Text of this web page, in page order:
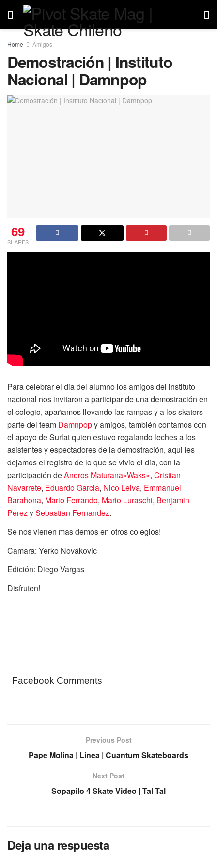
Home Amigos
Demostración | Instituto
Nacional | Damnpop
69
SHARES
Para celebrar el dia del alumno los amigos del instituto
nacional nos invitaron a participar de una demostración en
el colegio, apañamos llevando las rampas y a los skaters
parte del team Damnpopy amigos, también contamos con
el apoyo de Surlat quien estuvo regalando leches a los
asistentes y espectadores de la demostración, aqui les
dejamos el registro de lo que se vivio el dia, con la
participación deAndros Maturana»Waks», Cristian
Navarrete, Eduardo Garcia, Nico Leiva, Emmanuel
Barahona, Mario Ferrando, Mario Luraschi, Benjamin
PerezySebastian Fernandez.
Se nos vienen mas demos en otros colegios!
Camara: Yerko Novakovic
Edición: Diego Vargas
Disfruten!
Facebook Comments
Previous Post
Pape Molina | Linea | Cuantum Skateboards
Next Post
Sopapilo 4 Skate Video | Tal Tal
Deja una respuesta